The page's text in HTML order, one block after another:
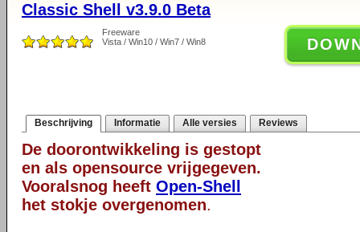
Classic Shell v3.9.0 Beta
Freeware
Vista / Win10 / Win7 / Win8
Beschrijving Informatie Alle versies Reviews
De doorontwikkeling is gestopt
en als opensource vrijgegeven.
Vooralsnog heeft Open-Shell
het stokje overgenomen.